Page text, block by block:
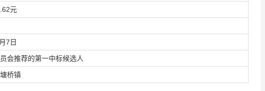
元
7 日
会推荐的第一中标候选人
桥镇